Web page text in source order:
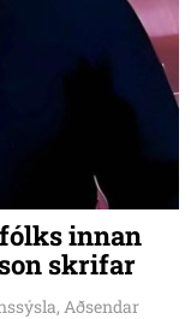
innan
skrifar
Aðsendar